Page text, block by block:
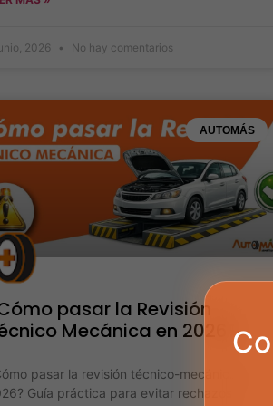
2026 No hay comentarios
AUTOMÁS
pasar la Revisión
Mecánica en 2026?
pasar la revisión técnico-mecánica en
Guía práctica para evitar rechazos.